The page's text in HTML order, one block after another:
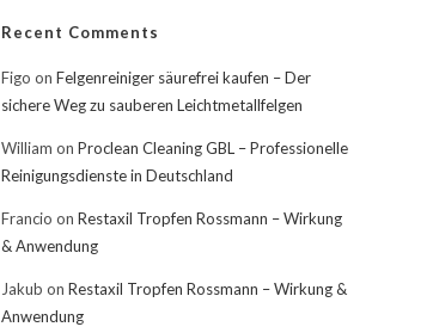
Recent Comments
Figo on Felgenreiniger säurefrei kaufen – Der
sichere Weg zu sauberen Leichtmetallfelgen
William on Proclean Cleaning GBL – Professionelle
Reinigungsdienste in Deutschland
Francio on Restaxil Tropfen Rossmann – Wirkung
& Anwendung
Jakub on Restaxil Tropfen Rossmann – Wirkung &
Anwendung